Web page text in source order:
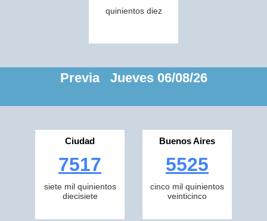
quinientos diez
Previa Jueves 06/08/26
Ciudad
7517
siete mil quinientos
diecisiete
Buenos Aires
5525
cinco mil quinientos
veinticinco